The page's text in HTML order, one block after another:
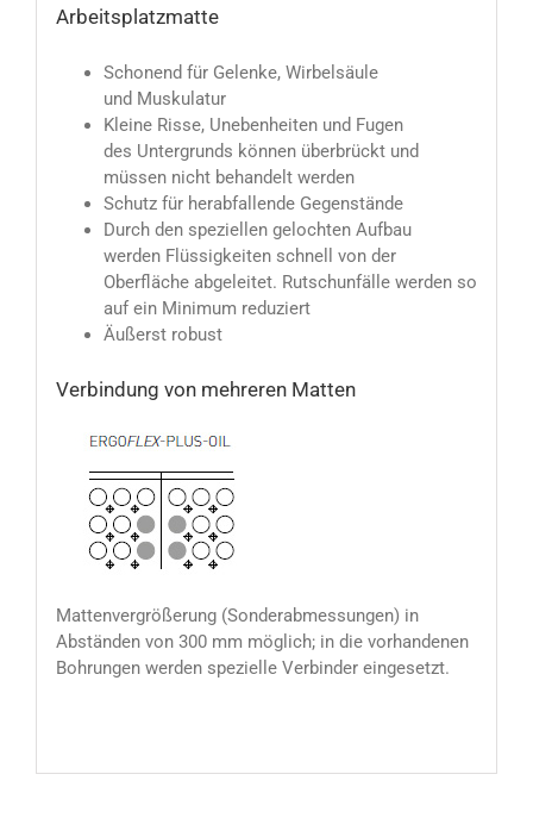
Arbeitsplatzmatte
Schonend für Gelenke, Wirbelsäule
und Muskulatur
Kleine Risse, Unebenheiten und Fugen
des Untergrunds können überbrückt und
müssen nicht behandelt werden
Schutz für herabfallende Gegenstände
Durch den speziellen gelochten Aufbau
werden Flüssigkeiten schnell von der
Oberfläche abgeleitet. Rutschunfälle werden so
auf ein Minimum reduziert
Äußerst robust
Verbindung von mehreren Matten
Mattenvergrößerung (Sonderabmessungen) in
Abständen von 300 mm möglich; in die vorhandenen
Bohrungen werden spezielle Verbinder eingesetzt.